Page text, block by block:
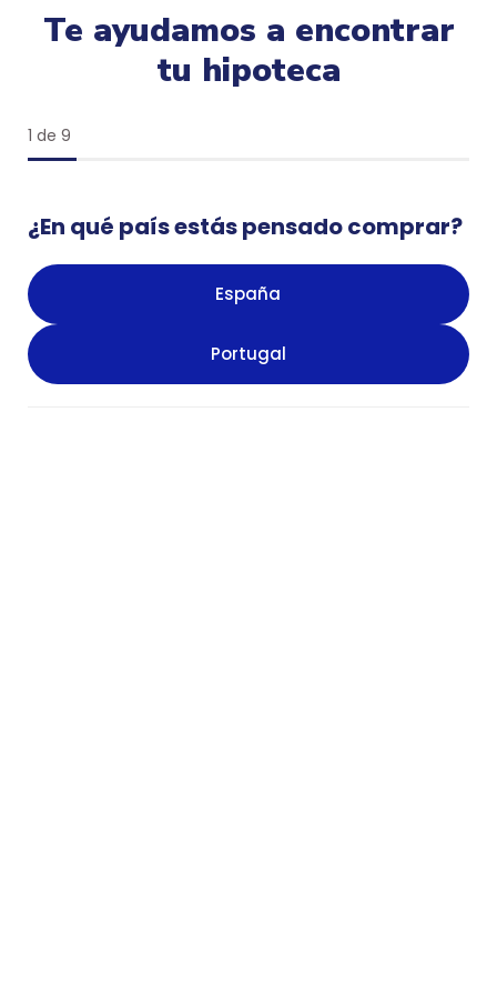
Te ayudamos a encontrar
tu hipoteca
1 de 9
¿En qué país estás pensado comprar?
España
Portugal